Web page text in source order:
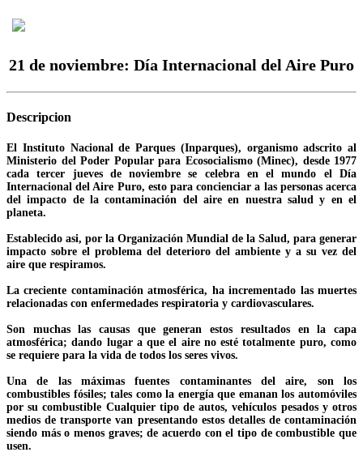
21 de noviembre: Día Internacional del Aire Puro
Descripcion
El Instituto Nacional de Parques (Inparques), organismo adscrito al
Ministerio del Poder Popular para Ecosocialismo (Minec), desde 1977
cada tercer jueves de noviembre se celebra en el mundo el Día
Internacional del Aire Puro, esto para concienciar a las personas acerca
del impacto de la contaminación del aire en nuestra salud y en el
planeta.
Establecido asi, por la Organización Mundial de la Salud, para generar
impacto sobre el problema del deterioro del ambiente y a su vez del
aire que respiramos.
La creciente contaminación atmosférica, ha incrementado las muertes
relacionadas con enfermedades respiratoria y cardiovasculares.
Son muchas las causas que generan estos resultados en la capa
atmosférica; dando lugar a que el aire no esté totalmente puro, como
se requiere para la vida de todos los seres vivos.
Una de las máximas fuentes contaminantes del aire, son los
combustibles fósiles; tales como la energía que emanan los automóviles
por su combustible Cualquier tipo de autos, vehículos pesados y otros
medios de transporte van presentando estos detalles de contaminación
siendo más o menos graves; de acuerdo con el tipo de combustible que
usen.